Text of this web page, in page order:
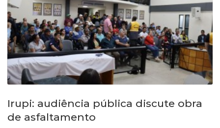
Irupi: audiência pública discute obra
de asfaltamento